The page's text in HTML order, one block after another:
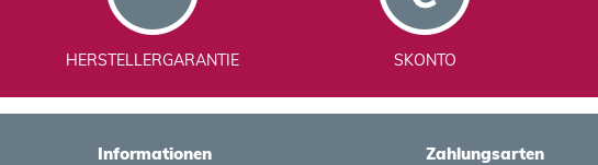
HERSTELLERGARANTIE SKONTO
Informationen Zahlungsarten